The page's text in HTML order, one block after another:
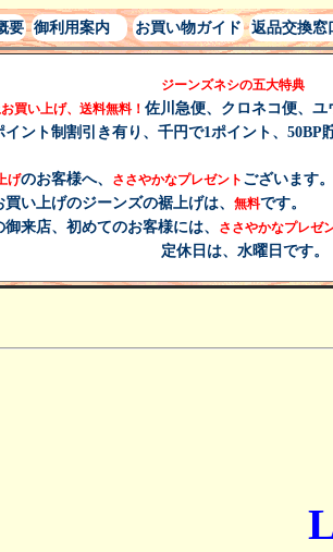
要 御利用案内 お買い物ガイド 返品交換窓
ジーンズネシの五大特典
お買い上げ、 送料無料！ 佐川急便、クロネコ便、
ント制割引き有り、千円で1ポイント、50BP
げのお客様へ、 ささやかなプレゼン ト ございます
い上げのジーンズの裾上げは、 無料です。
来店、初めてのお客様には、 ささやかなプレゼ
、水曜日です。